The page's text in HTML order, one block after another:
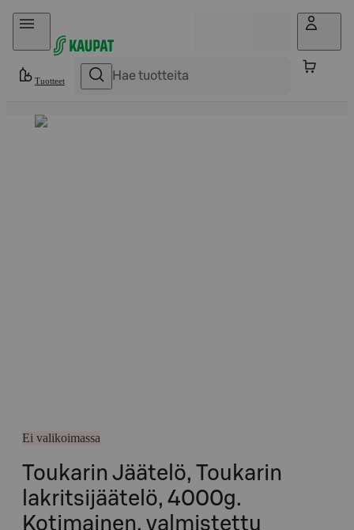
Hyppää sisältöön
Tuotteet
Ei valikoimassa
Toukarin Jäätelö, Toukarin
lakritsijäätelö, 4000g.
Kotimainen, valmistettu